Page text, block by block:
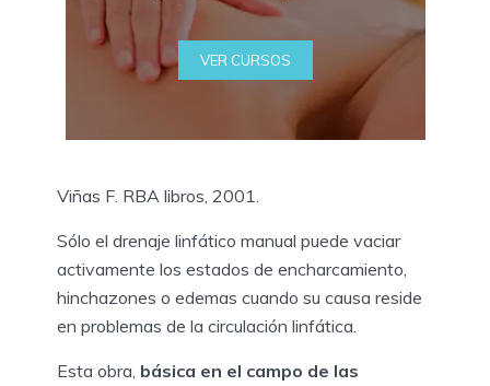
VER CURSOS
Viñas F. RBA libros, 2001.
Sólo el drenaje linfático manual puede vaciar
activamente los estados de encharcamiento,
hinchazones o edemas cuando su causa reside
en problemas de la circulación linfática.
Esta obra, básica en el campo de las